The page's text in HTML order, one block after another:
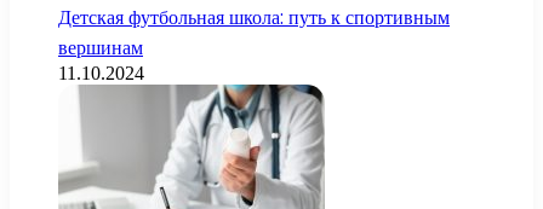
Детская футбольная школа: путь к спортивным
вершинам
11.10.2024